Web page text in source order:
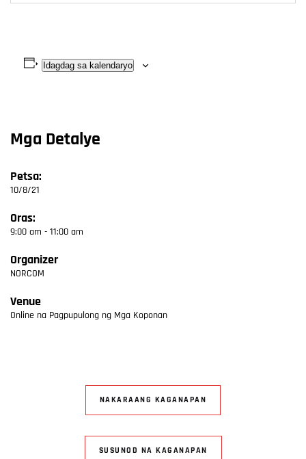
Idagdag sa kalendaryo
Mga Detalye
Petsa:
10/8/21
Oras:
9:00 am - 11:00 am
Organizer
NORCOM
Venue
Online na Pagpupulong ng Mga Koponan
NAKARAANG KAGANAPAN
SUSUNOD NA KAGANAPAN